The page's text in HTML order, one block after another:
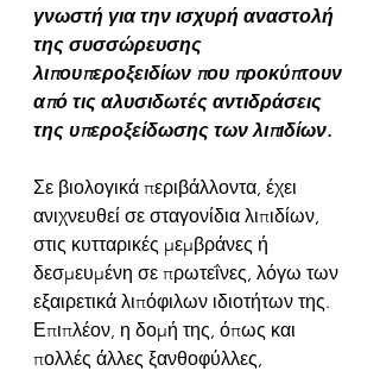
γνωστή για την ισχυρή αναστολή
της συσσώρευσης
λιπουπεροξειδίων που προκύπτουν
από τις αλυσιδωτές αντιδράσεις
της υπεροξείδωσης των λιπιδίων.
Σε βιολογικά περιβάλλοντα, έχει
ανιχνευθεί σε σταγονίδια λιπιδίων,
στις κυτταρικές μεμβράνες ή
δεσμευμένη σε πρωτεΐνες, λόγω των
εξαιρετικά λιπόφιλων ιδιοτήτων της.
Επιπλέον, η δομή της, όπως και
πολλές άλλες ξανθοφύλλες,